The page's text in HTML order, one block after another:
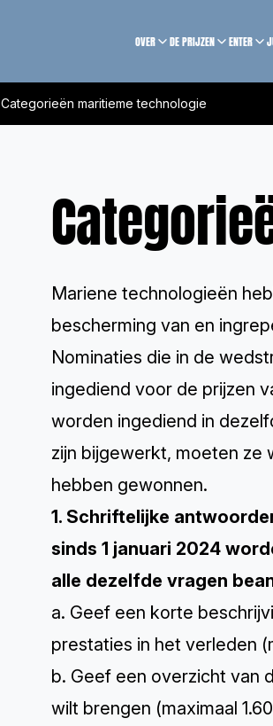
OVER DE PRIJZEN ENTER
Categorieën maritieme technologie
Mariene technologieën
bescherming van en
Nominaties die in de
ingediend voor de prijzen
worden ingediend in
zijn bijgewerkt, moeten ze
hebben gewonnen.
1. Schriftelijke
sinds 1 januari 2024
alle dezelfde vragen
a. Geef een korte
prestaties in het verleden
b. Geef een overzicht van
wilt brengen (maximaal